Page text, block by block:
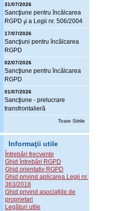
31/07/2026
Sancţiune pentru încălcarea
RGPD şi a Legii nr. 506/2004
17/07/2026
Sancţiuni pentru încălcarea
RGPD
02/07/2026
Sancţiune pentru încălcarea
RGPD
01/07/2026
Sancţiune - prelucrare
transfrontalieră
Toate Stirile
Informaţii utile
Întrebări frecvente
Ghid întrebări RGPD
Ghid orientativ RGPD
Ghid privind aplicarea Legii nr.
363/2018
Ghid privind asociațiile de
proprietari
Legături utile